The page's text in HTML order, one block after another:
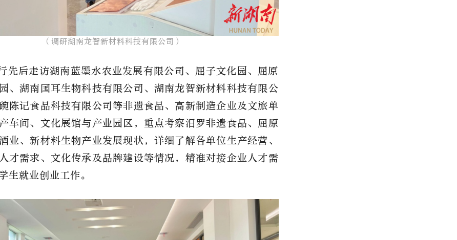
（调研湖南龙智新材料科技有限公司）​
先后走访湖南蓝墨水农业发展有限公司、屈子文化园、屈原
、湖南国耳生物科技有限公司、湖南龙智新材料科技有限公
陈记食品科技有限公司等非遗食品、高新制造企业及文旅单
车间、文化展馆与产业园区，重点考察汨罗非遗食品、屈原
业、新材料生物产业发展现状，详细了解各单位生产经营、
才需求、文化传承及品牌建设等情况，精准对接企业人才需
生就业创业工作。